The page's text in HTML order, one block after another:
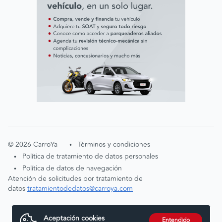
©2026 CarroYa • Términos y condiciones
• Política de tratamiento de datos personales
•
Política de datos de navegación
Atención de solicitudes por tratamiento de
datostratamientodedatos@carroya.com
Aceptación cookies